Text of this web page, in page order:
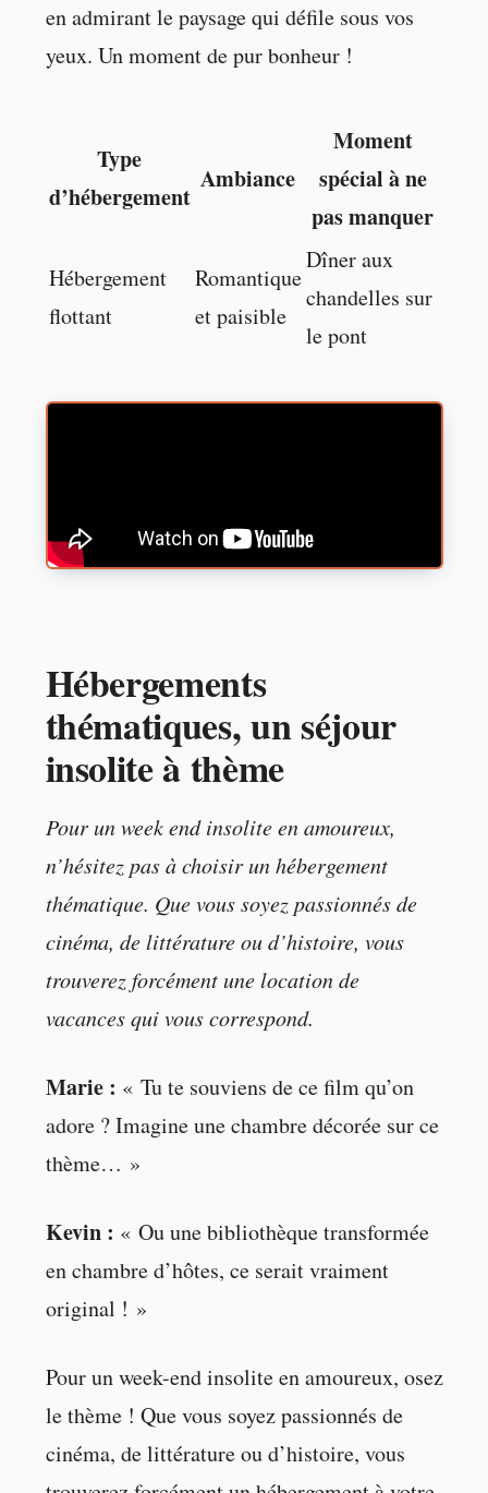
en admirant le paysage qui défile sous vos
yeux. Un moment de pur bonheur !
Type
d’hébergement
Ambiance
Moment
spécial à ne
pas manquer
Hébergement
flottant
Romantique
et paisible
Dîner aux
chandelles sur
le pont
Hébergements
thématiques, un séjour
insolite à thème
Pour un week end insolite en amoureux,
n’hésitez pas à choisir un hébergement
thématique. Que vous soyez passionnés de
cinéma, de littérature ou d’histoire, vous
trouverez forcément une location de
vacances qui vous correspond.
Marie : « Tu te souviens de ce film qu’on
adore ? Imagine une chambre décorée sur ce
thème… »
Kevin : « Ou une bibliothèque transformée
en chambre d’hôtes, ce serait vraiment
original ! »
Pour un week-end insolite en amoureux, osez
le thème ! Que vous soyez passionnés de
cinéma, de littérature ou d’histoire, vous